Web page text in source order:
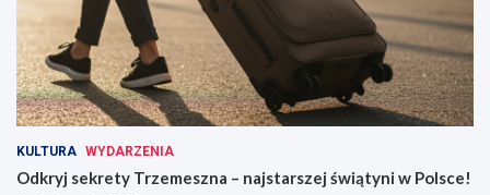
KULTURA WYDARZENIA
Odkryj sekrety Trzemeszna – najstarszej świątyni w Polsce!